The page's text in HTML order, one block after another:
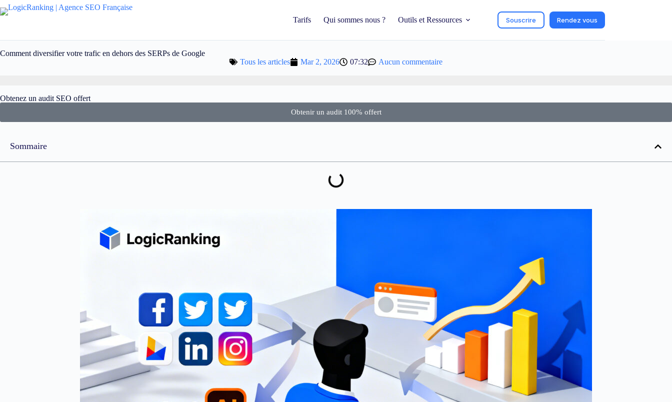
Tarifs Qui sommes nous ? Outils et Ressources Souscrire Rendez vous
Comment diversifier votre trafic en dehors des SERPs de Google
Tous les articles
Mar 2, 2026 07:32 Aucun commentaire
Obtenez un audit SEO offert
Obtenir un audit 100% offert
Sommaire